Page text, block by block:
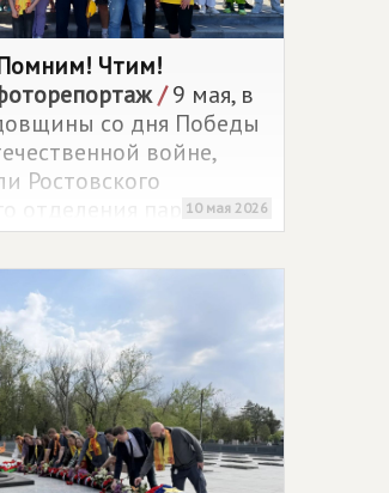
Чтим!
/9 мая, в
со дня Победы
войне,
Ростовского
отделения партии и
РОССИИ"
ЧТИМ!
почтили
Донской земли и
к памятникам в
на-Дону, Азов, Аксай,
и хуторе
10 мая 2026